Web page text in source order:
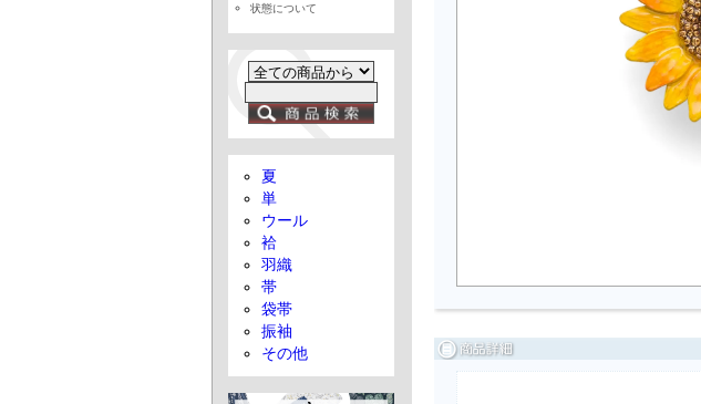
状態について
夏
単
ウール
袷
羽織
帯
袋帯
振袖
その他